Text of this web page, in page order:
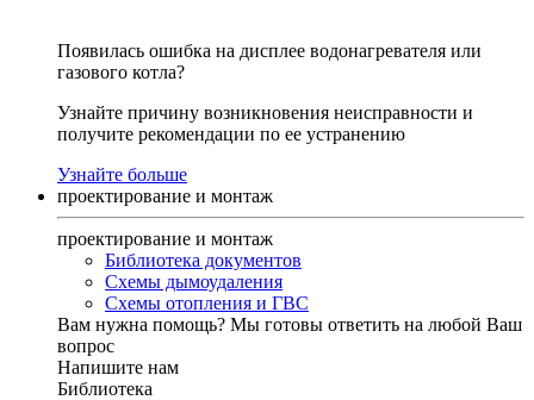
Появилась ошибка на дисплее водонагревателя или
газового котла?
Узнайте причину возникновения неисправности и
получите рекомендации по ее устранению
Узнайте больше
проектирование и монтаж
проектирование и монтаж
Библиотека документов
Схемы дымоудаления
Схемы отопления и ГВС
Вам нужна помощь? Мы готовы ответить на любой Ваш
вопрос
Напишите нам
Библиотека